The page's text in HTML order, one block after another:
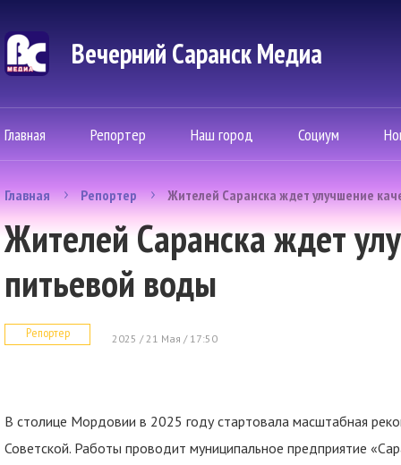
Вечерний Саранск Mедиа
Главная Репортер Наш город Социум
Главная Репортер Жителей Саранска ждет улучшение
Жителей Саранска ждет
питьевой воды
Репортер 2025 / 21 Мая / 17:50
В столице Мордовии в 2025 году стартовала масштабная
Советской. Работы проводит муниципальное предприятие